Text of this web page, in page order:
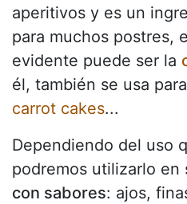
aperitivos y es un
para muchos postres,
evidente puede ser la
él, también se usa para
carrot cakes...
Dependiendo del uso
podremos utilizarlo en
con sabores: ajos,